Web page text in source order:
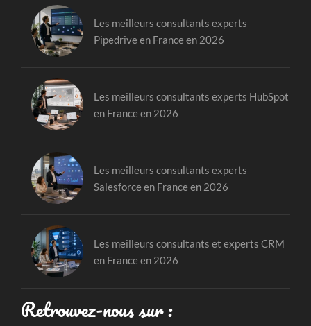
Les meilleurs consultants experts
Pipedrive en France en 2026
Les meilleurs consultants experts HubSpot
en France en 2026
Les meilleurs consultants experts
Salesforce en France en 2026
Les meilleurs consultants et experts CRM
en France en 2026
Retrouvez-nous sur :